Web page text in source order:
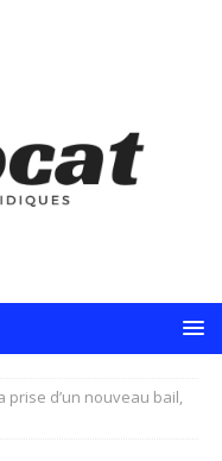
prise d’un nouveau bail,